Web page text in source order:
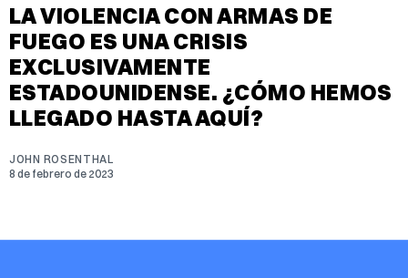
LA VIOLENCIA CON ARMAS DE
FUEGO ES UNA CRISIS
EXCLUSIVAMENTE
ESTADOUNIDENSE. ¿CÓMO HEMOS
LLEGADO HASTA AQUÍ?
JOHN ROSENTHAL
8 de febrero de 2023